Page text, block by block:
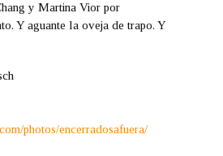
y Martina Vior por
Y aguante la oveja de trapo. Y
photos/encerradosafuera/